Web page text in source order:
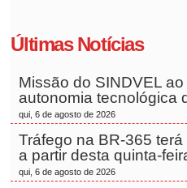
Últimas Notícias
Missão do SINDVEL
autonomia tecnológica
qui, 6 de agosto de 2026
Tráfego na BR-365
a partir desta quinta-
qui, 6 de agosto de 2026